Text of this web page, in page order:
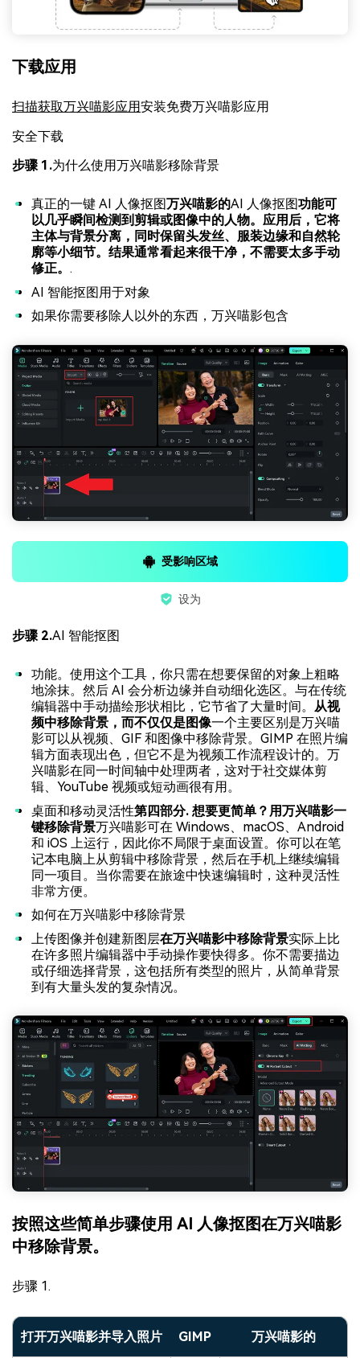
下载应用
扫描获取万兴喵影应用安装免费万兴喵影应用
安全下载
步骤 1.为什么使用万兴喵影移除背景
真正的一键 AI 人像抠图万兴喵影的AI 人像抠图功能可
以几乎瞬间检测到剪辑或图像中的人物。应用后，它将
主体与背景分离，同时保留头发丝、服装边缘和自然轮
廓等小细节。结果通常看起来很干净，不需要太多手动
修正。 .
AI 智能抠图用于对象
如果你需要移除人以外的东西，万兴喵影包含
受影响区域
设为
步骤 2.AI 智能抠图
功能。使用这个工具，你只需在想要保留的对象上粗略
地涂抹。然后 AI 会分析边缘并自动细化选区。与在传统
编辑器中手动描绘形状相比，它节省了大量时间。 从视
频中移除背景，而不仅仅是图像一个主要区别是万兴喵
影可以从视频、GIF 和图像中移除背景。GIMP 在照片编
辑方面表现出色，但它不是为视频工作流程设计的。万
兴喵影在同一时间轴中处理两者，这对于社交媒体剪
辑、YouTube 视频或短动画很有用。
桌面和移动灵活性第四部分. 想要更简单？用万兴喵影一
键移除背景万兴喵影可在 Windows、macOS、Android
和 iOS 上运行，因此你不局限于桌面设置。你可以在笔
记本电脑上从剪辑中移除背景，然后在手机上继续编辑
同一项目。当你需要在旅途中快速编辑时，这种灵活性
非常方便。
如何在万兴喵影中移除背景
上传图像并创建新图层在万兴喵影中移除背景实际上比
在许多照片编辑器中手动操作要快得多。你不需要描边
或仔细选择背景，这包括所有类型的照片，从简单背景
到有大量头发的复杂情况。
按照这些简单步骤使用 AI 人像抠图在万兴喵影
中移除背景。
步骤 1.
打开万兴喵影并导入照片 GIMP 万兴喵影的